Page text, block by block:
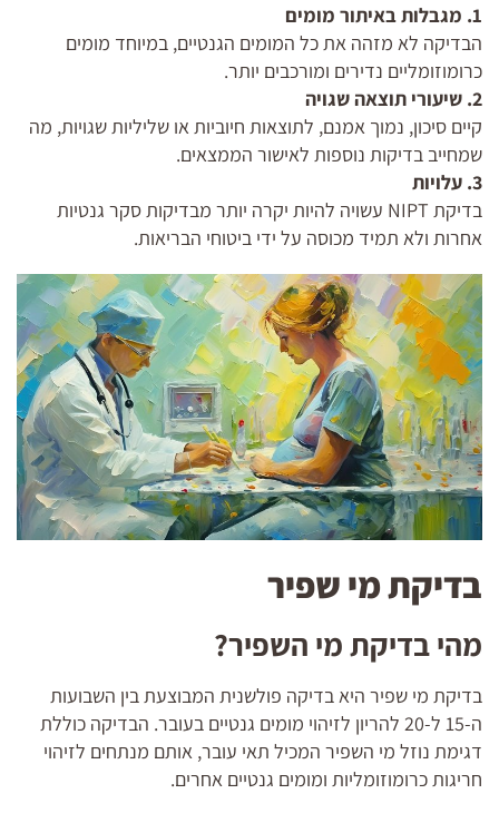
1. מגבלות באיתור מומים
הבדיקה לא מזהה את כל המומים הגנטיים, במיוחד מומים
כרומוזומליים נדירים ומורכבים יותר.
2. שיעורי תוצאה שגויה
קיים סיכון, נמוך אמנם, לתוצאות חיוביות או שליליות שגויות, מה
שמחייב בדיקות נוספות לאישור הממצאים.
3. עלויות
בדיקת NIPT עשויה להיות יקרה יותר מבדיקות סקר גנטיות
אחרות ולא תמיד מכוסה על ידי ביטוחי הבריאות.
בדיקת מי שפיר
מהי בדיקת מי השפיר?
בדיקת מי שפיר היא בדיקה פולשנית המבוצעת בין השבועות
ה-15 ל-20 להריון לזיהוי מומים גנטיים בעובר. הבדיקה כוללת
דגימת נוזל מי השפיר המכיל תאי עובר, אותם מנתחים לזיהוי
חריגות כרומוזומליות ומומים גנטיים אחרים.